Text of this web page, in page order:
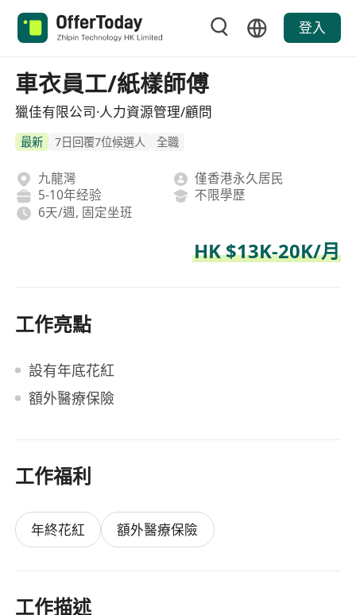
登入
車衣員工/紙樣師傅
獵佳有限公司·人力資源管理/顧問
最新 7日回覆7位候選人 全職
九龍灣
僅香港永久居民
5-10年经验
不限學歷
6天/週, 固定坐班
HK $13K-20K/月
工作亮點
設有年底花紅
額外醫療保險
工作福利
年終花紅 額外醫療保險
工作描述